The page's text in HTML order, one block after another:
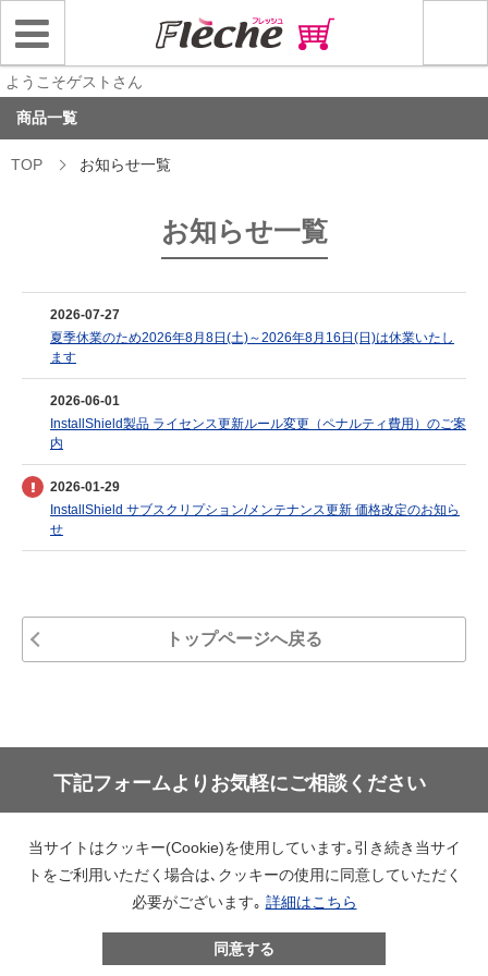
ようこそゲストさん
商品一覧
TOP お知らせ一覧
お知らせ一覧
2026-07-27
夏季休業のため2026年8月8日(土)～2026年8月16日(日)は休業いたし
ます
2026-06-01
InstallShield製品 ライセンス更新ルール変更（ペナルティ費用）のご案
内
2026-01-29
InstallShield サブスクリプション/メンテナンス更新 価格改定のお知ら
せ
トップページへ戻る
当サイトはクッキー(Cookie)を使用しています｡引き続き当サイ
トをご利用いただく場合は､クッキーの使用に同意していただく
必要がございます｡ 詳細はこちら
同意する
下記フォームよりお気軽にご相談ください
お問い合わせフォーム
利用規約
特定商取引法に基づく表示